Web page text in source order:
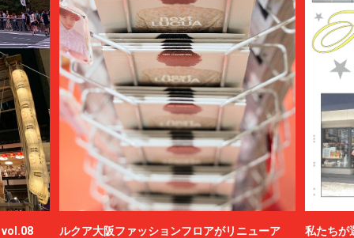
vol.08
ルクア大阪ファッションフロアがリニューア
私たちが